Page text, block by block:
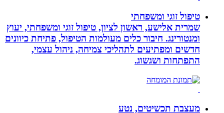
טיפול זוגי ומשפחתי
שמרית אלישע, ראשון לציון, טיפול זוגי ומשפחתי, יעוץ
ומנטורינג. חיבור כלים מעולמות הטיפול, פתיחת כיוונים
חדשים ומפתיעים לתהליכי צמיחה, ניהול עצמי,
התפתחות ושגשוג.
מעצבת תכשיטים, נטע